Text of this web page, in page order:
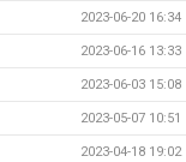
2023-06-20 16:34
2023-06-16 13:33
2023-06-03 15:08
2023-05-07 10:51
2023-04-18 19:02